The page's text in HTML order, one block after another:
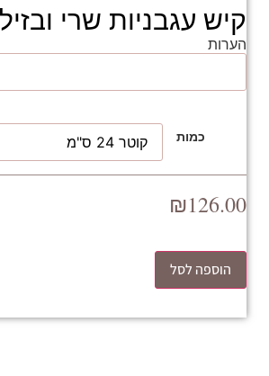
קיש עגבניות שרי
הערות
כמות
₪126.00
הוספה לסל